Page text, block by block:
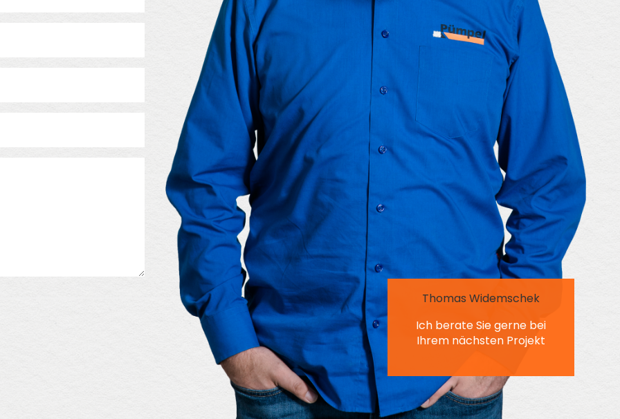
Bitte lasse dieses Feld leer.
Thomas Widemschek
Ich berate Sie gerne bei
Ihrem nächsten Projekt